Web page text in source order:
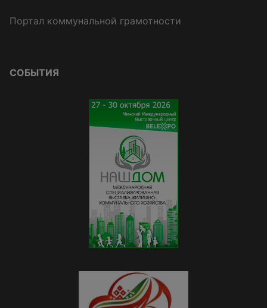
Портал коммунальной грамотности
СОБЫТИЯ